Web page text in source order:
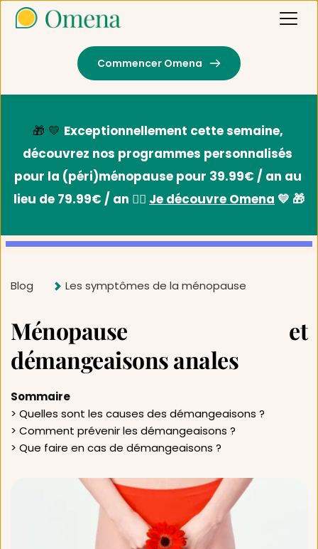
Commencer Omena
🎁 💛 Exceptionnellement cette semaine,
découvrez nos programmes personnalisés
pour la (péri)ménopause pour 39.99€ / an au
lieu de 79.99€ / an 👉🏻 Je découvre Omena 💛 🎁
Blog Les symptômes de la ménopause
Ménopause et
démangeaisons anales
Sommaire
> Quelles sont les causes des démangeaisons ?
> Comment prévenir les démangeaisons ?
> Que faire en cas de démangeaisons ?